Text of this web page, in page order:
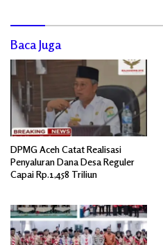
Baca Juga
DPMG Aceh Catat Realisasi
Penyaluran Dana Desa Reguler
Capai Rp.1,458 Triliun